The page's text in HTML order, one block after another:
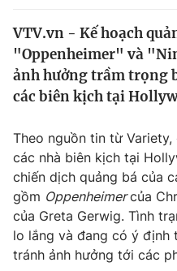
Tin tức
Thế giới đó đây
Câu chuyện quốc tế
Kinh tế
Tài chính
Góc doanh nghiệp
Dữ liệu và đời sống
Truyền hình
Phim VTV
Hậu trường
Nhân vật
Giải trí
Điện ảnh
Âm nhạc
Đời sống
VTV.vn - Kế hoạch
"Oppenheimer" và
ảnh hưởng trầm trọng
các biên kịch tại
Theo nguồn tin từ
các nhà biên kịch tại
chiến dịch quảng bá của
gồm Oppenheimercủa
của Greta Gerwig. Tình
lo lắng và đang có ý định
tránh ảnh hưởng tới các